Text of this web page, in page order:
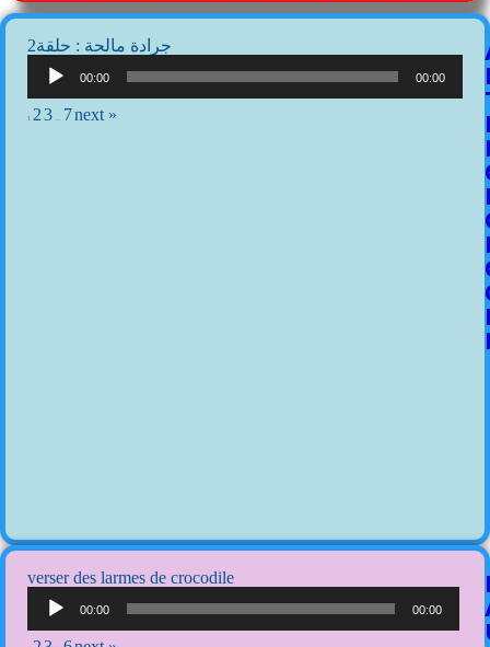
2جرادة مالحة : حلقة
00:00 00:00
1 23 7next »
verser des larmes de crocodile
00:00 00:00